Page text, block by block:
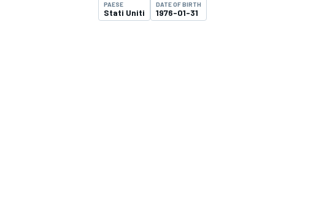
PAESE
Stati Uniti
DATE OF BIRTH
1976-01-31